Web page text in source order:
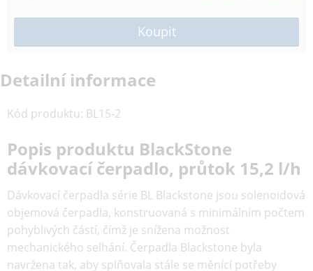
Detailní informace
Kód produktu: BL15-2
Popis produktu BlackStone
dávkovací čerpadlo, průtok 15,2 l/h
Dávkovací čerpadla série BL Blackstone jsou solenoidová
objemová čerpadla, konstruovaná s minimálním počtem
pohyblivých částí, čímž je snížena možnost
mechanického selhání. Čerpadla Blackstone byla
navržena tak, aby splňovala stále se měnící potřeby